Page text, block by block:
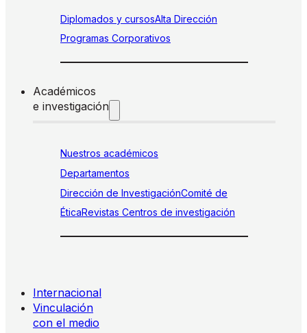
Diplomados y cursosAlta Dirección
Programas Corporativos
Académicos
e investigación
Nuestros académicos
Departamentos
Dirección de InvestigaciónComité de
ÉticaRevistas Centros de investigación
Internacional
Vinculación
con el medio